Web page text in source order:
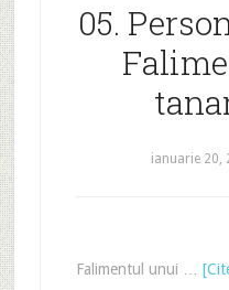
05.
ianuarie 20,
Falimentul unui …